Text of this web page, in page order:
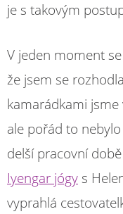
je s takovým
V jeden moment se
že jsem se
kamarádkami jsme
ale pořád to
delší pracovní
Iyengar jógy s
vyprahlá